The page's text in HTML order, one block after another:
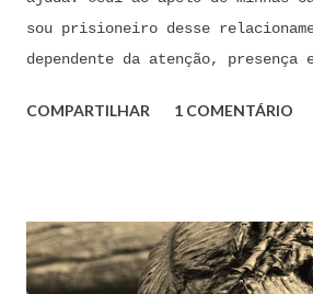
sou prisioneiro desse
dependente da atenção, presença
para me libertar da influência
tentação me venceu. E confesso
ter cedido às suas insinuações
COMPARTILHAR 1 COMENTÁRIO